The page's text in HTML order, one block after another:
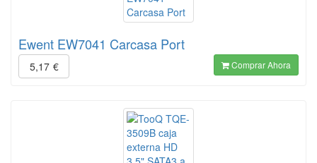
Ewent EW7041 Carcasa Port
5,17 € Comprar Ahora